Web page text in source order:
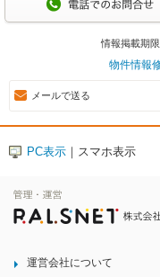
情報掲載期
物件情報
メールで送る
PC表示 ｜スマホ表示
運営会社について